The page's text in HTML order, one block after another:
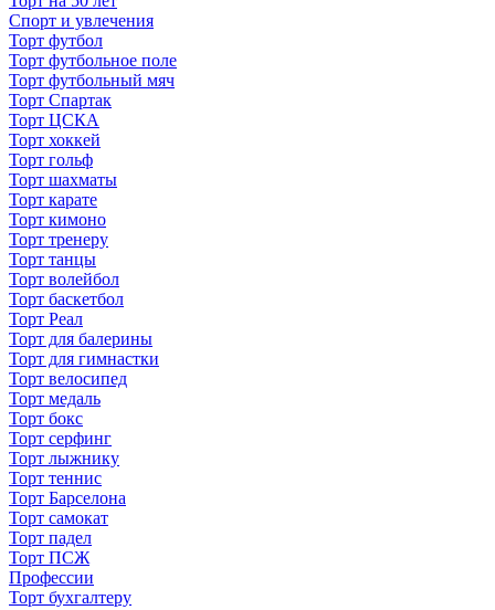
Спорт и увлечения
Торт футбол
Торт футбольное поле
Торт футбольный мяч
Торт Спартак
Торт ЦСКА
Торт хоккей
Торт гольф
Торт шахматы
Торт карате
Торт кимоно
Торт тренеру
Торт танцы
Торт волейбол
Торт баскетбол
Торт Реал
Торт для балерины
Торт для гимнастки
Торт велосипед
Торт медаль
Торт бокс
Торт серфинг
Торт лыжнику
Торт теннис
Торт Барселона
Торт самокат
Торт падел
Торт ПСЖ
Профессии
Торт бухгалтеру